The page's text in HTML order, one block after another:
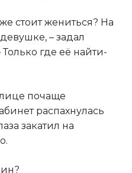
стоит жениться? На
– задал
где её найти-
почаще
распахнулась
закатил на